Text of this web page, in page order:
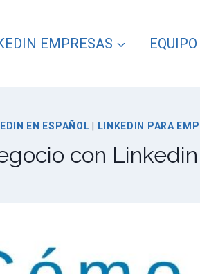
EMPRESAS EQUIPO
EN ESPAÑOL LINKEDIN PARA
con